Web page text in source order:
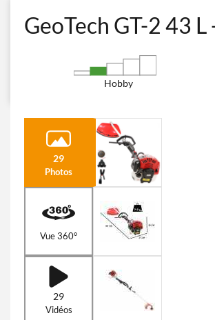
GeoTech GT-2 43
Hobby
29
Photos
Vue 360°
29
Vidéos